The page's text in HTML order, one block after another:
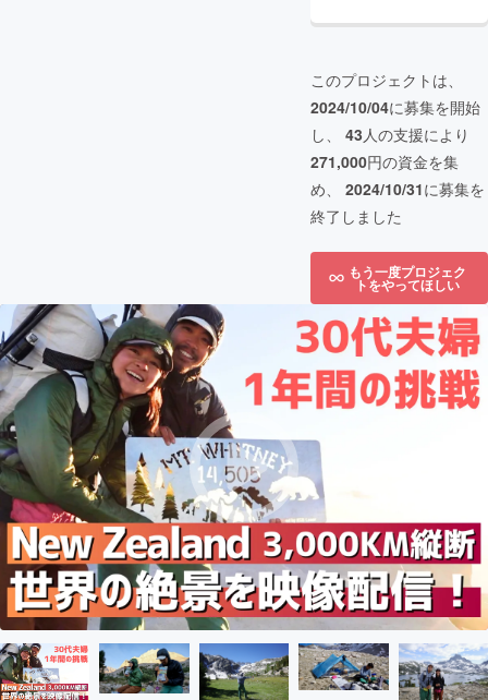
このプロジェクトは、
2024/10/04に募集を開始
し、 43人の支援により
271,000円の資金を集
め、 2024/10/31に募集を
終了しました
もう一度プロジェク
トをやってほしい